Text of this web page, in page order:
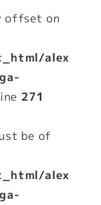
offset on
alex
271
be of
alex